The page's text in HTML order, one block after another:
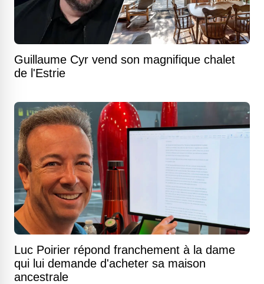
Guillaume Cyr vend son magnifique chalet
de l'Estrie
Luc Poirier répond franchement à la dame
qui lui demande d'acheter sa maison
ancestrale